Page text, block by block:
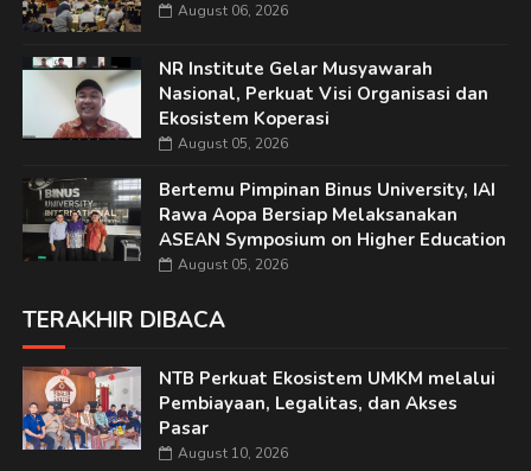
August 06, 2026
NR Institute Gelar Musyawarah
Nasional, Perkuat Visi Organisasi dan
Ekosistem Koperasi
August 05, 2026
Bertemu Pimpinan Binus University, IAI
Rawa Aopa Bersiap Melaksanakan
ASEAN Symposium on Higher Education
August 05, 2026
TERAKHIR DIBACA
NTB Perkuat Ekosistem UMKM melalui
Pembiayaan, Legalitas, dan Akses
Pasar
August 10, 2026